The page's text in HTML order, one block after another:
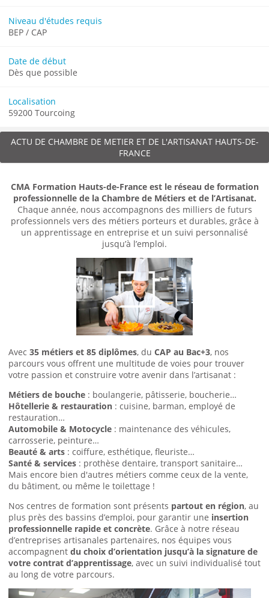
Niveau d'études requis
BEP / CAP
Date de début
Dès que possible
Localisation
59200 Tourcoing
ACTU DE CHAMBRE DE METIER ET DE L'ARTISANAT HAUTS-DE-
FRANCE
CMA Formation Hauts-de-France est le réseau de formation
professionnelle de la Chambre de Métiers et de l’Artisanat.
Chaque année, nous accompagnons des milliers de futurs
professionnels vers des métiers porteurs et durables, grâce à
un apprentissage en entreprise et un suivi personnalisé
jusqu’à l’emploi.
Avec 35 métiers et 85 diplômes, du CAP au Bac+3, nos
parcours vous offrent une multitude de voies pour trouver
votre passion et construire votre avenir dans l’artisanat :
Métiers de bouche : boulangerie, pâtisserie, boucherie…
Hôtellerie & restauration : cuisine, barman, employé de
restauration…
Automobile & Motocycle : maintenance des véhicules,
carrosserie, peinture…
Beauté & arts : coiffure, esthétique, fleuriste…
Santé & services : prothèse dentaire, transport sanitaire…
Mais encore bien d'autres métiers comme ceux de la vente,
du bâtiment, ou même le toilettage !
Nos centres de formation sont présents partout en région, au
plus près des bassins d’emploi, pour garantir une insertion
professionnelle rapide et concrète. Grâce à notre réseau
d’entreprises artisanales partenaires, nos équipes vous
accompagnent du choix d’orientation jusqu’à la signature de
votre contrat d’apprentissage, avec un suivi individualisé tout
au long de votre parcours.